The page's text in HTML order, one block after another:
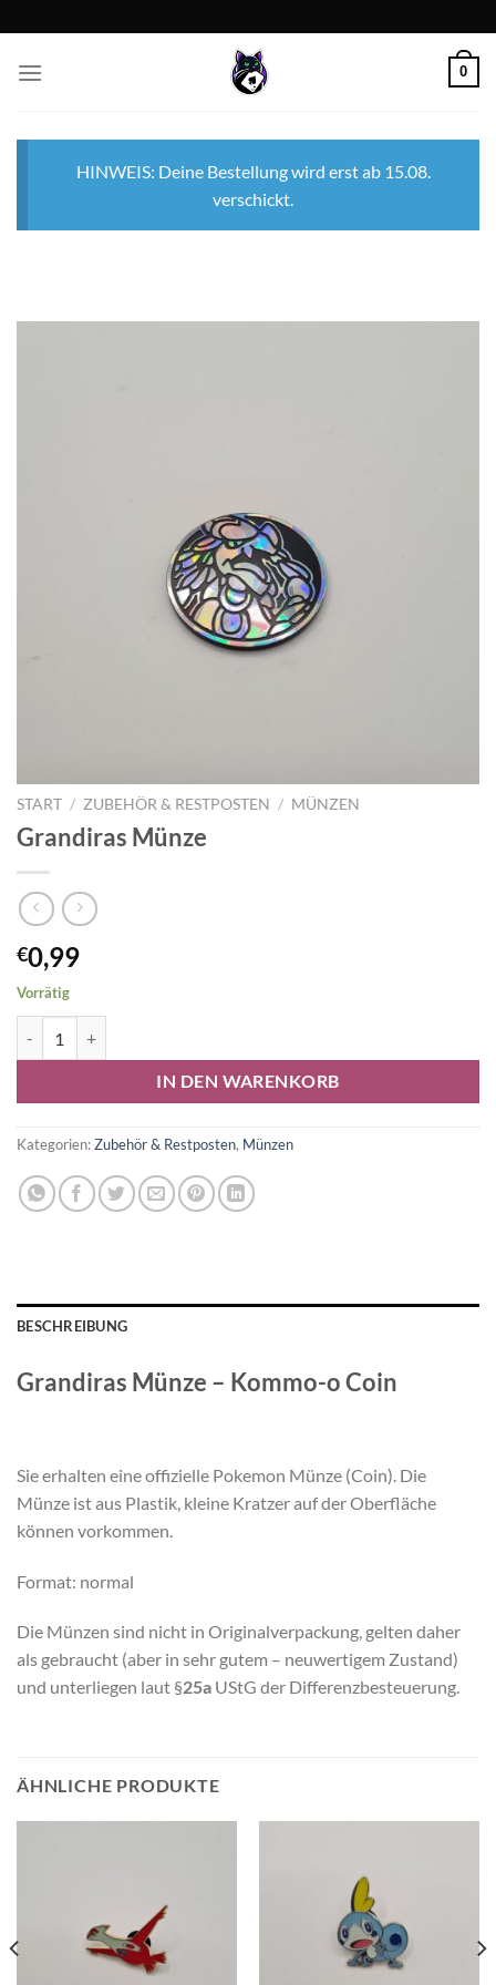
Inhalt
springen
0
HINWEIS: Deine Bestellung wird erst ab 15.08.
verschickt.
START / ZUBEHÖR & RESTPOSTEN / MÜNZEN
Grandiras Münze
€0,99
Vorrätig
IN DEN WARENKORB
Kategorien:Zubehör & Restposten, Münzen
BESCHREIBUNG
Grandiras Münze – Kommo-o Coin
Sie erhalten eine offizielle Pokemon Münze (Coin). Die
Münze ist aus Plastik, kleine Kratzer auf der Oberfläche
können vorkommen.
Format: normal
Die Münzen sind nicht in Originalverpackung, gelten daher
als gebraucht (aber in sehr gutem – neuwertigem Zustand)
und unterliegen laut §25a UStG der Differenzbesteuerung.
ÄHNLICHE PRODUKTE